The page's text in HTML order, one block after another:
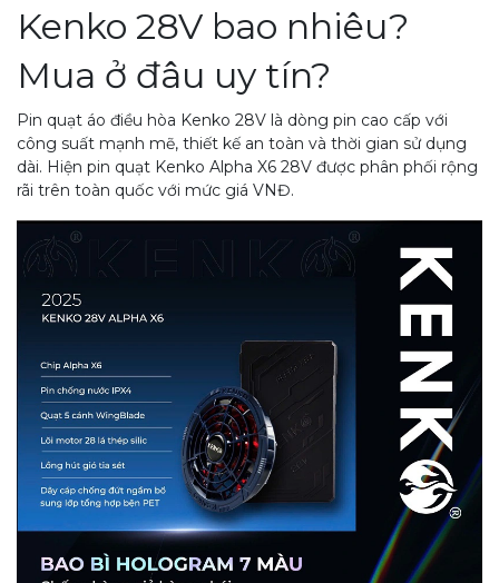
Kenko 28V bao nhiêu?
Mua ở đâu uy tín?
Pin quạt áo điều hòa Kenko 28V là dòng pin cao cấp với
công suất mạnh mẽ, thiết kế an toàn và thời gian sử dụng
dài. Hiện pin quạt Kenko Alpha X6 28V được phân phối rộng
rãi trên toàn quốc với mức giá VNĐ.